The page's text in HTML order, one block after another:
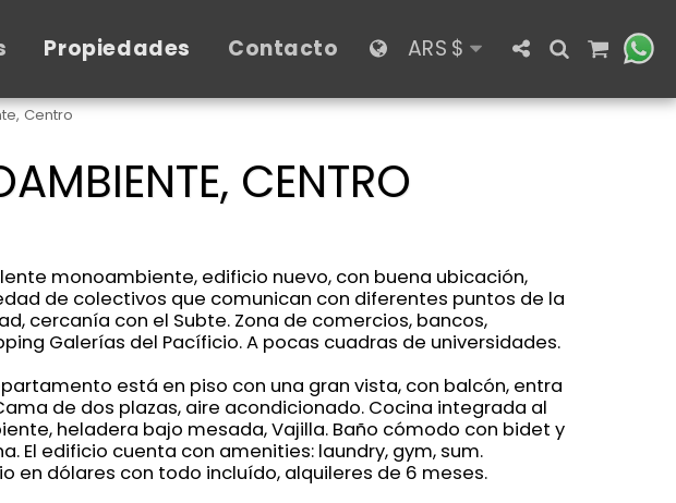
Propiedades Contacto ARS $
Centro
CENTRO
monoambiente, edificio nuevo, con buena ubicación,
de colectivos que comunican con diferentes puntos de la
cercanía con el Subte. Zona de comercios, bancos,
Galerías del Pacíficio. A pocas cuadras de universidades.
está en piso con una gran vista, con balcón, entra
de dos plazas, aire acondicionado. Cocina integrada al
heladera bajo mesada, Vajilla. Baño cómodo con bidet y
El edificio cuenta con amenities: laundry, gym, sum.
en dólares con todo incluído, alquileres de 6 meses.